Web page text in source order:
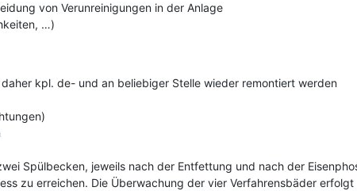
von Verunreinigungen in der Anlage
…)
kpl. de- und an beliebiger Stelle wieder remontiert werden
Spülbecken, jeweils nach der Entfettung und nach der
zu erreichen. Die Überwachung der vier Verfahrensbäder